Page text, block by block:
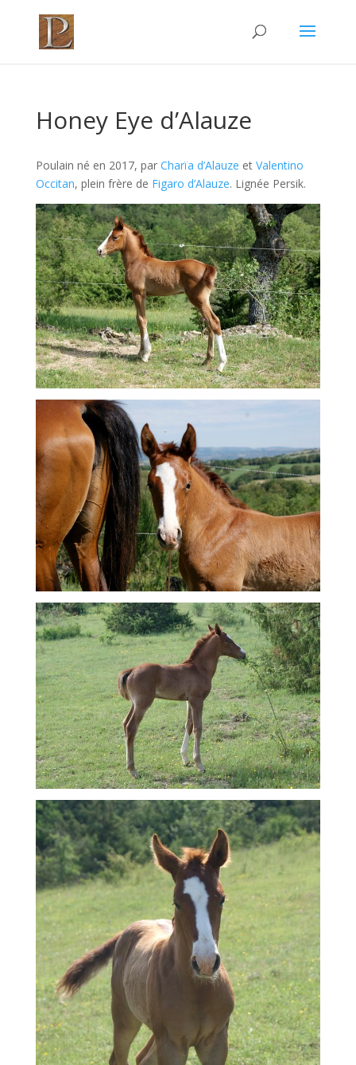
Honey Eye d’Alauze
Poulain né en 2017, par Charïa d’Alauze et Valentino
Occitan, plein frère de Figaro d’Alauze. Lignée Persik.